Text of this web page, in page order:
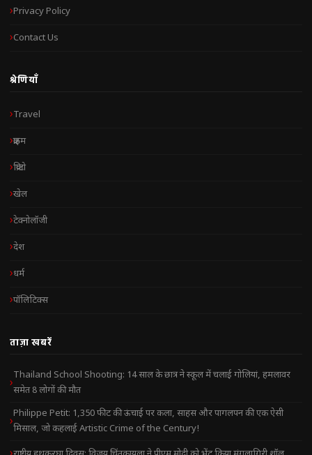
Privacy Policy
Contact Us
श्रेणियाँ
Travel
क्राइम
क्रिप्टो
खेल
टेक्नोलॉजी
देश
धर्म
पॉलिटिक्स
ताज़ा खबरें
Thailand School Shooting: 14 साल के छात्र ने स्कूल में चलाई गोलियां, हमलावर
समेत 8 लोगों की मौत
Philippe Petit: 1,350 फीट की ऊंचाई पर कला, साहस और पागलपन की एक ऐसी
मिसाल, जो कहलाई Artistic Crime of the Century!